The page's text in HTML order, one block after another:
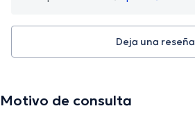
Deja una reseña
Motivo de consulta